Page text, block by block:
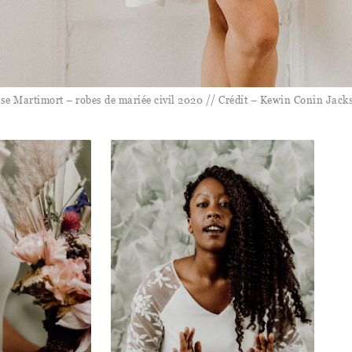
Martimort – robes de mariée civil 2020 // Crédit – Kewin Conin